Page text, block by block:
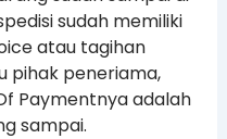
sudah memiliki
atau tagihan
pihak peneriama,
Paymentnya adalah
sampai.